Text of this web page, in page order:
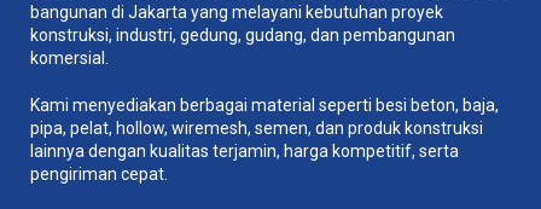
bangunan di Jakarta yang melayani kebutuhan proyek
konstruksi, industri, gedung, gudang, dan pembangunan
komersial.
Kami menyediakan berbagai material seperti besi beton, baja,
pipa, pelat, hollow, wiremesh, semen, dan produk konstruksi
lainnya dengan kualitas terjamin, harga kompetitif, serta
pengiriman cepat.